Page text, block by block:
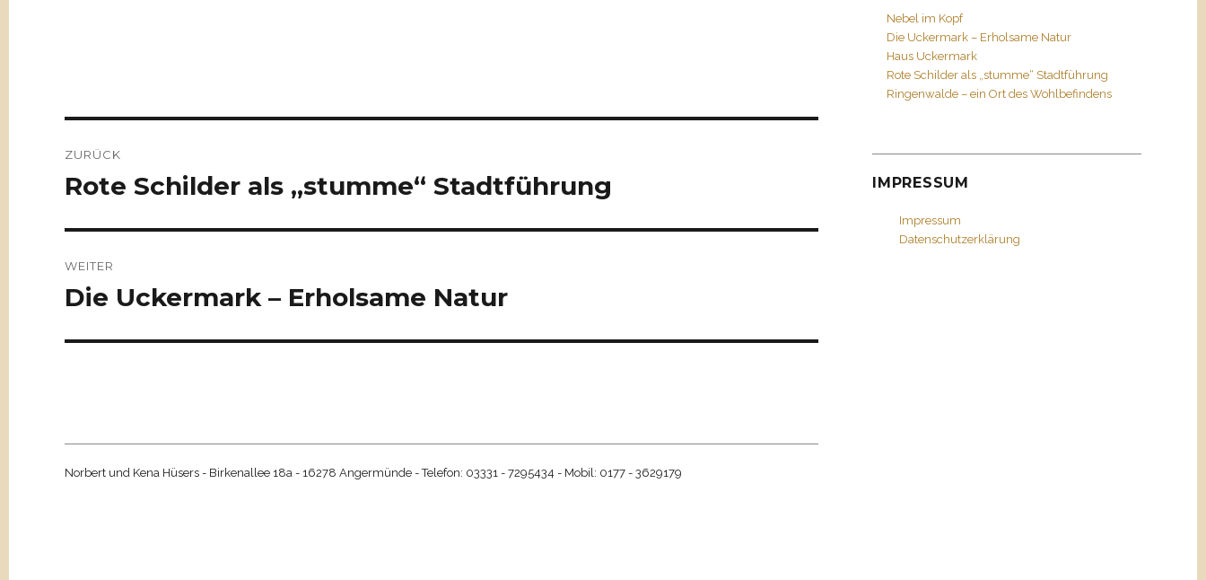
ZURÜCK
Vorheriger
Rote Schilder als „stumme“ Stadtführung
WEITER
Nächster
Die Uckermark – Erholsame Natur
Norbert und Kena Hüsers - Birkenallee 18a - 16278 Angermünde - Telefon: 03331 - 7295434 - Mobil: 0177 - 3629179
Nebel im Kopf
Die Uckermark – Erholsame Natur
Haus Uckermark
Rote Schilder als „stumme“ Stadtführung
Ringenwalde – ein Ort des Wohlbefindens
IMPRESSUM
Impressum
Datenschutzerklärung